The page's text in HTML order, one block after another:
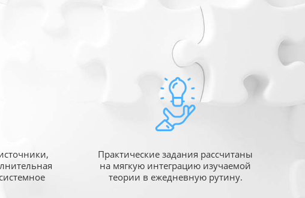
Практические задания рассчитаны
на мягкую интеграцию изучаемой
теории в ежедневную рутину.